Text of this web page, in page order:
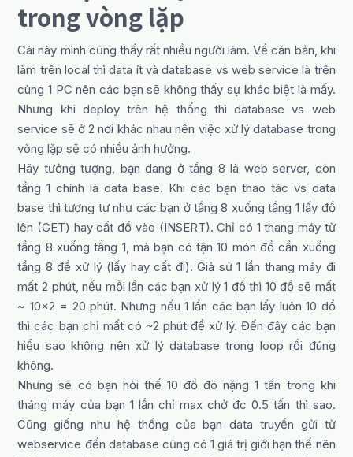
trong vòng lặp
Cái này mình cũng thấy rất nhiều người làm. Về căn bản, khi
làm trên local thì data ít và database vs web service là trên
cùng 1 PC nên các bạn sẽ không thấy sự khác biệt là mấy.
Nhưng khi deploy trên hệ thống thì database vs web
service sẽ ở 2 nơi khác nhau nên việc xử lý database trong
vòng lặp sẽ có nhiều ảnh hưởng.
Hãy tưởng tượng, bạn đang ở tầng 8 là web server, còn
tầng 1 chính là data base. Khi các bạn thao tác vs data
base thì tương tự như các bạn ở tầng 8 xuống tầng 1 lấy đồ
lên (GET) hay cất đồ vào (INSERT). Chỉ có 1 thang máy từ
tầng 8 xuống tầng 1, mà bạn có tận 10 món đồ cần xuống
tầng 8 để xử lý (lấy hay cất đi). Giả sử 1 lần thang máy đi
mất 2 phút, nếu mỗi lần các bạn xử lý 1 đồ thì 10 đồ sẽ mất
~ 10×2 = 20 phút. Nhưng nếu 1 lần các bạn lấy luôn 10 đồ
thì các bạn chỉ mất có ~2 phút để xử lý. Đến đây các bạn
hiểu sao không nên xử lý database trong loop rồi đúng
không.
Nhưng sẽ có bạn hỏi thế 10 đồ đó nặng 1 tấn trong khi
tháng máy của bạn 1 lần chỉ max chở đc 0.5 tấn thì sao.
Cũng giống như hệ thống của bạn data truyền gửi từ
webservice đến database cũng có 1 giá trị giới hạn thế nên